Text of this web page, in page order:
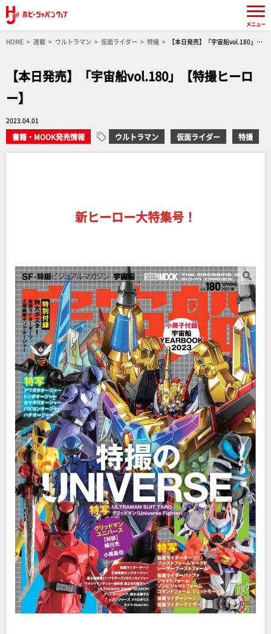
HOME 連載 ウルトラマン 仮面ライダー 特撮
【本日発売】「宇宙船vol.180」
【本日発売】「宇宙船vol.180」【特撮ヒーロ
ー】
2023.04.01
書籍・MOOK発売情報 ウルトラマン 仮面ライダー 特撮
新ヒーロー大特集号！
メニュー